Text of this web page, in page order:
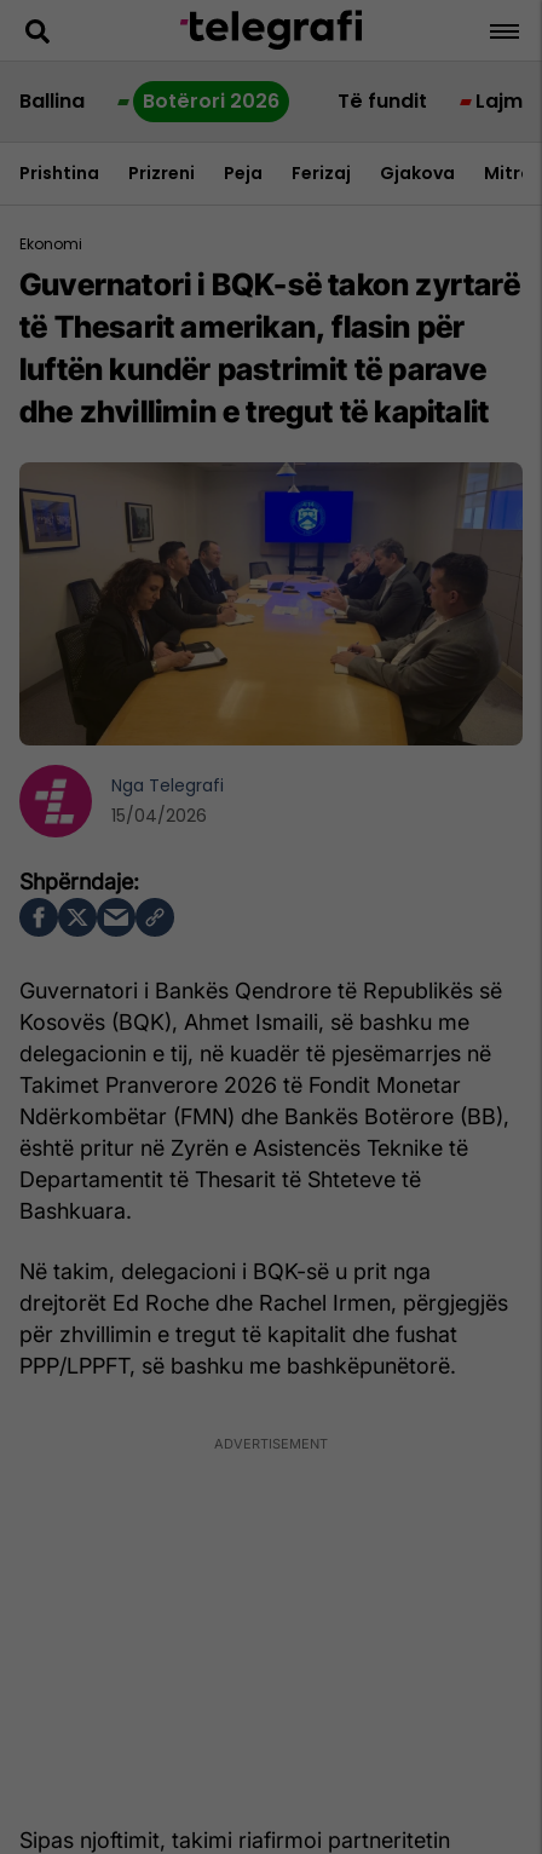
Ballina Botërori 2026 Të fundit Lajme
Prishtina Prizreni Peja Ferizaj Gjakova
Ekonomi
Guvernatori i BQK-së takon zyrtarë
të Thesarit amerikan, flasin për
luftën kundër pastrimit të parave
dhe zhvillimin e tregut të kapitalit
Guvernatori i Bankës Qendrore të Republikës së
Kosovës (BQK), Ahmet Ismaili, së bashku me
delegacionin e tij, në kuadër të pjesëmarrjes në
Takimet Pranverore 2026 të Fondit Monetar
Ndërkombëtar (FMN) dhe Bankës Botërore (BB),
është pritur në Zyrën e Asistencës Teknike të
Departamentit të Thesarit të Shteteve të
Bashkuara.
Në takim, delegacioni i BQK-së u prit nga
drejtorët Ed Roche dhe Rachel Irmen, përgjegjës
për zhvillimin e tregut të kapitalit dhe fushat
PPP/LPPFT, së bashku me bashkëpunëtorë.
Sipas njoftimit, takimi riafirmoi partneritetin
Nga Telegrafi
15/04/2026